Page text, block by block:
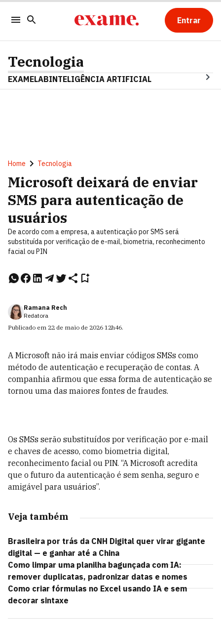
Entrar
Tecnologia
EXAMELABINTELIGÊNCIA ARTIFICIAL
Home Tecnologia
Microsoft deixará de enviar
SMS para autenticação de
usuários
De acordo com a empresa, a autenticação por SMS será
substituída por verificação de e-mail, biometria, reconhecimento
facial ou PIN
Ramana Rech
Redatora
Publicado em 22 de maio de 2026 12h46.
A Microsoft não irá mais enviar códigos SMSs como
método de autenticação e recuperação de contas. A
companhia afirmou que essa forma de autenticação se
tornou uma das maiores fontes de fraudes.
Os SMSs serão substituídos por verificação por e-mail
e chaves de acesso, como biometria digital,
reconhecimento facial ou PIN. “A Microsoft acredita
que o futuro da autenticação é sem senha, seguro e
amigável para usuários”.
Veja também
Brasileira por trás da CNH Digital quer virar gigante
digital — e ganhar até a China
Como limpar uma planilha bagunçada com IA:
remover duplicatas, padronizar datas e nomes
Como criar fórmulas no Excel usando IA e sem
decorar sintaxe